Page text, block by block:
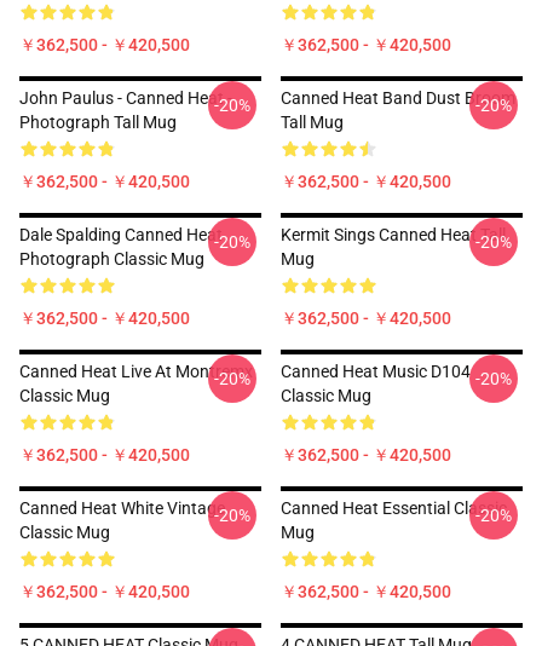
￥362,500 - ￥420,500 ￥362,500 - ￥420,500
John Paulus - Canned Heat -
Photograph Tall Mug
￥362,500 - ￥420,500
-20%
Canned Heat Band Dust Broom
Tall Mug
￥362,500 - ￥420,500
-20%
Dale Spalding Canned Heat
Photograph Classic Mug
￥362,500 - ￥420,500
-20%
Kermit Sings Canned Heat Tall
Mug
￥362,500 - ￥420,500
-20%
Canned Heat Live At Montremx
Classic Mug
￥362,500 - ￥420,500
-20%
Canned Heat Music D104
Classic Mug
￥362,500 - ￥420,500
-20%
Canned Heat White Vintage
Classic Mug
￥362,500 - ￥420,500
-20%
Canned Heat Essential Classic
Mug
￥362,500 - ￥420,500
-20%